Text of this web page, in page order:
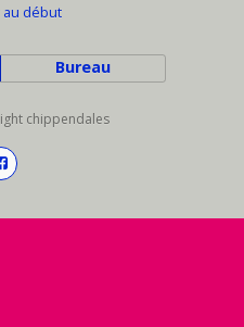
début
Bureau
chippendales